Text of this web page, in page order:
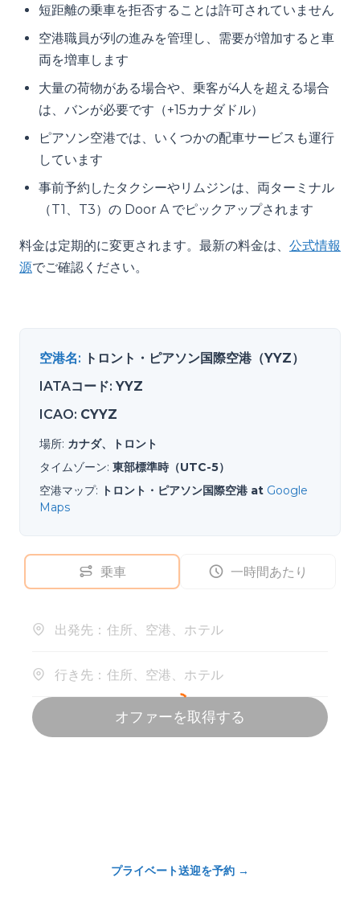
短距離の乗車を拒否することは許可されていません
空港職員が列の進みを管理し、需要が増加すると車
両を増車します
大量の荷物がある場合や、乗客が4人を超える場合
は、バンが必要です（+15カナダドル）
ピアソン空港では、いくつかの配車サービスも運行
しています
事前予約したタクシーやリムジンは、両ターミナル
（T1、T3）の Door A でピックアップされます
料金は定期的に変更されます。最新の料金は、 公式情報
源でご確認ください。
空港名: トロント・ピアソン国際空港（YYZ）
IATAコード: YYZ
ICAO: CYYZ
場所: カナダ、トロント
タイムゾーン: 東部標準時（UTC-5）
空港マップ: トロント・ピアソン国際空港 at Google
Maps
プライベート送迎を予約 →